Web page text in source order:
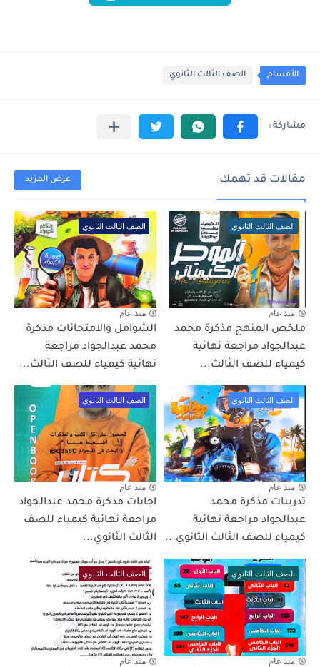
الأقسام الصف الثالث الثانوي
مقالات قد تهمك عرض المزيد
الصف الثالث الثانوي
منذ عام
ملخص المنهج مذكرة محمد
عبدالجواد مراجعة نهائية
كيمياء للصف الثالث...
الصف الثالث الثانوي
منذ عام
الشوامل والامتحانات مذكرة
محمد عبدالجواد مراجعة
نهائية كيمياء للصف الثالث...
الصف الثالث الثانوي
منذ عام
تدريبات مذكرة محمد
عبدالجواد مراجعة نهائية
كيمياء للصف الثالث الثانوي...
الصف الثالث الثانوي
منذ عام
اجابات مذكرة محمد عبدالجواد
مراجعة نهائية كيمياء للصف
الثالث الثانوي...
الصف الثالث الثانوي
منذ عام
الصف الثالث الثانوي
منذ عام